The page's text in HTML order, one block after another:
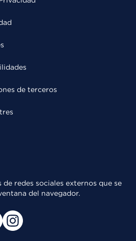
de terceros
de redes sociales externos que se
del navegador.